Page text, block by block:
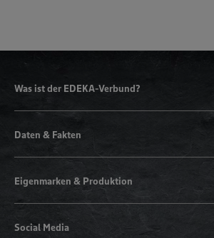
Was ist der EDEKA-Verbund?
Daten & Fakten
Eigenmarken & Produktion
Social Media